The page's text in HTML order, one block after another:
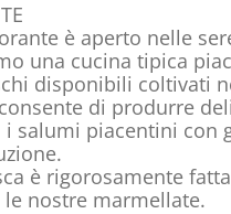
è aperto nelle
una cucina tipica
disponibili coltivati
di produrre
salumi piacentini con
è rigorosamente
nostre marmellate.